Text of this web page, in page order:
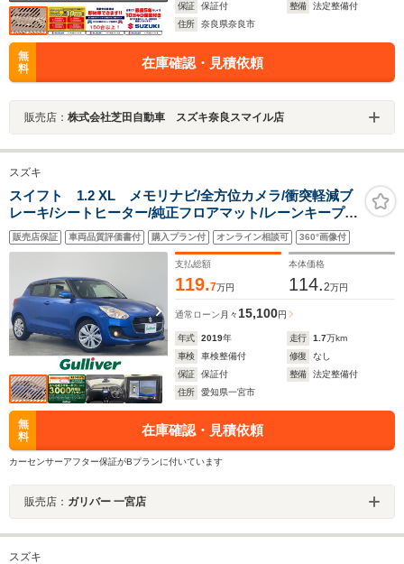
保証
保証付 整備
法定整備付
住所
奈良県奈良市
無
料
在庫確認・見積依頼
販売店： 株式会社芝田自動車 スズキ奈良スマイル店
スズキ
スイフト 1.2 XL メモリナビ/全方位カメラ/衝突軽減ブ
レーキ/シートヒーター/純正フロアマット/レーンキープア
シスト/オートマチックハイビーム/クルーズコントロール/
パドルシフト/ETC/フルセグTV/スマートキー/プッシュス
販売店保証 車両品質評価書付 購入プラン付 オンライン相談可 360°画像付
支払総額
119.7万円
本体価格
114.2万円
通常ローン 月々 15,100円
年式 2019年 走行 1.7万km
車検
車検整備付 修復
なし
保証
保証付 整備
法定整備付
住所
愛知県一宮市
無
料
在庫確認・見積依頼
カーセンサーアフター保証がBプランに付いています
販売店： ガリバー 一宮店
スズキ